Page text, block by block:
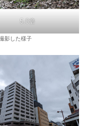
5.0倍
影した様子